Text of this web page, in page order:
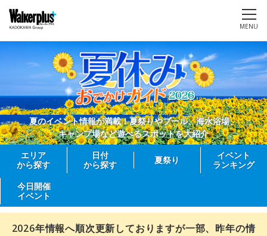
MENU
夏のイベント情報が満載！夏祭りやプール、海水浴場、
キャンプ場など遊べるスポットを大紹介
エリア
から探す
日付
から探す
夏祭り
イベント
ランキング
今日開催
イベント
2026年情報へ順次更新しておりますが一部、昨年の情